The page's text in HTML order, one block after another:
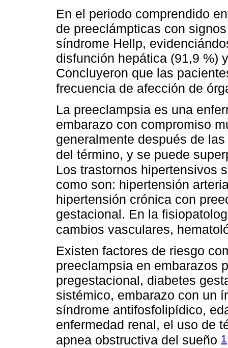
En el periodo comprendido
de preeclámpticas con
síndrome Hellp,
disfunción hepática (91,9 %)
Concluyeron que las
frecuencia de afección de
La preeclampsia es una
embarazo con compromiso
generalmente después de
del término, y se puede
Los trastornos hipertensivos
como son: hipertensión
hipertensión crónica con
gestacional. En la
cambios vasculares,
Existen factores de riesgo
preeclampsia en embarazos
pregestacional, diabetes
sistémico, embarazo con un
síndrome antifosfolipídico,
enfermedad renal, el uso de
apnea obstructiva del sueño 1